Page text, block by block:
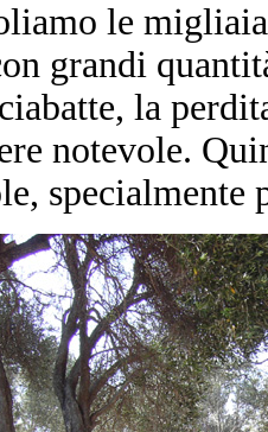
le
grandi
la
notevole.
specialmente